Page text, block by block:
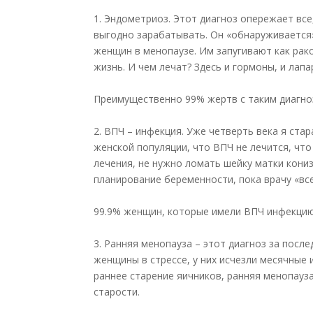
1. Эндометриоз. Этот диагноз опережает
выгодно зарабатывать. Он
женщин в менопаузе. Им запугивают как
жизнь. И чем лечат? Здесь и гормоны, и
Преимущественно 99% жертв с таким
2. ВПЧ – инфекция. Уже четверть века я
женской популяции, что ВПЧ не лечится,
лечения, не нужно ломать шейку матки
планирование беременности, пока врачу
99.9% женщин, которые имели ВПЧ
3. Ранняя менопауза – этот диагноз за
женщины в стрессе, у них исчезли
раннее старение яичников, ранняя
старости.